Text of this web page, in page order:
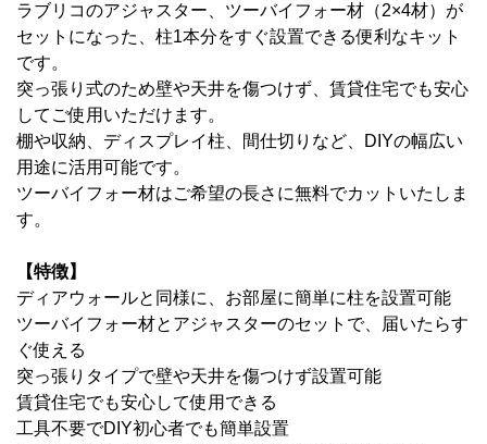
ラブリコのアジャスター、ツーバイフォー材（2×4材）が
セットになった、柱1本分をすぐ設置できる便利なキット
です。
突っ張り式のため壁や天井を傷つけず、賃貸住宅でも安心
してご使用いただけます。
棚や収納、ディスプレイ柱、間仕切りなど、DIYの幅広い
用途に活用可能です。
ツーバイフォー材はご希望の長さに無料でカットいたしま
す。
【特徴】
ディアウォールと同様に、お部屋に簡単に柱を設置可能
ツーバイフォー材とアジャスターのセットで、届いたらす
ぐ使える
突っ張りタイプで壁や天井を傷つけず設置可能
賃貸住宅でも安心して使用できる
工具不要でDIY初心者でも簡単設置